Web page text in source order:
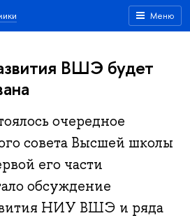
Меню
ВШЭ будет
очередное
совета Высшей школы
его части
обсуждение
НИУ ВШЭ и ряда